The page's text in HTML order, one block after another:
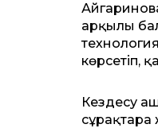
арқылы
көрсетіп,
Кездесу